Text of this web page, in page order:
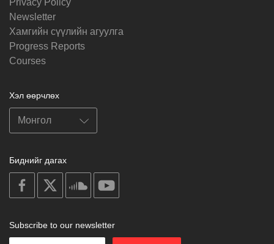
Privacy Policy
Newsletter
Хамгийн сүүлийн агуулга
Progress Reports
Courses
Хэл өөрчлөх
Биднийг дагах
on
facebook
soundcloud
Subscribe to our newsletter